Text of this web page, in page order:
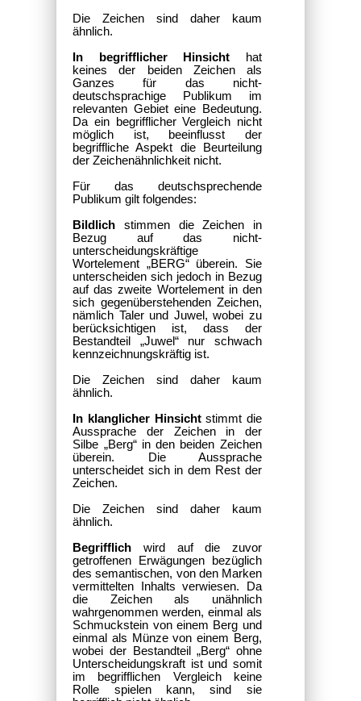
Die Zeichen sind daher kaum
ähnlich.
In begrifflicher Hinsicht hat
keines der beiden Zeichen als
Ganzes für das nicht-
deutschsprachige Publikum im
relevanten Gebiet eine Bedeutung.
Da ein begrifflicher Vergleich nicht
möglich ist, beeinflusst der
begriffliche Aspekt die Beurteilung
der Zeichenähnlichkeit nicht.
Für das deutschsprechende
Publikum gilt folgendes:
Bildlich stimmen die Zeichen in
Bezug auf das nicht-
unterscheidungskräftige
Wortelement „BERG“ überein. Sie
unterscheiden sich jedoch in Bezug
auf das zweite Wortelement in den
sich gegenüberstehenden Zeichen,
nämlich Taler und Juwel, wobei zu
berücksichtigen ist, dass der
Bestandteil „Juwel“ nur schwach
kennzeichnungskräftig ist.
Die Zeichen sind daher kaum
ähnlich.
In klanglicher Hinsichtstimmt die
Aussprache der Zeichen in der
Silbe „Berg“ in den beiden Zeichen
überein. Die Aussprache
unterscheidet sich in dem Rest der
Zeichen.
Die Zeichen sind daher kaum
ähnlich.
Begrifflich wird auf die zuvor
getroffenen Erwägungen bezüglich
des semantischen, von den Marken
vermittelten Inhalts verwiesen. Da
die Zeichen als unähnlich
wahrgenommen werden, einmal als
Schmuckstein von einem Berg und
einmal als Münze von einem Berg,
wobei der Bestandteil „Berg“ ohne
Unterscheidungskraft ist und somit
im begrifflichen Vergleich keine
Rolle spielen kann, sind sie